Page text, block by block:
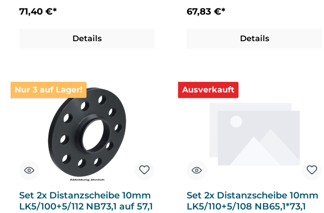
71,40 €*
Details
67,83 €*
Details
Nur 3 auf Lager!
Set 2x Distanzscheibe 10mm
LK5/100+5/112 NB73,1 auf 57,1
Ausverkauft
Set 2x Distanzscheibe 10mm
LK5/110+5/108 NB65,1*73,1